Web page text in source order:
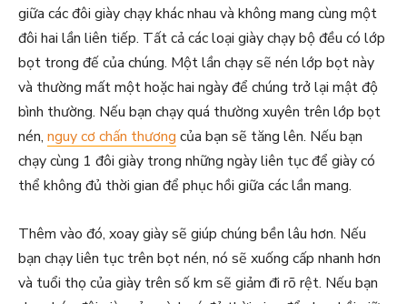
giữa các đôi giày chạy khác nhau và không mang cùng một
đôi hai lần liên tiếp. Tất cả các loại giày chạy bộ đều có lớp
bọt trong đế của chúng. Một lần chạy sẽ nén lớp bọt này
và thường mất một hoặc hai ngày để chúng trở lại mật độ
bình thường. Nếu bạn chạy quá thường xuyên trên lớp bọt
nén, nguy cơ chấn thương của bạn sẽ tăng lên. Nếu bạn
chạy cùng 1 đôi giày trong những ngày liên tục để giày có
thể không đủ thời gian để phục hồi giữa các lần mang.
Thêm vào đó, xoay giày sẽ giúp chúng bền lâu hơn. Nếu
bạn chạy liên tục trên bọt nén, nó sẽ xuống cấp nhanh hơn
và tuổi thọ của giày trên số km sẽ giảm đi rõ rệt. Nếu bạn